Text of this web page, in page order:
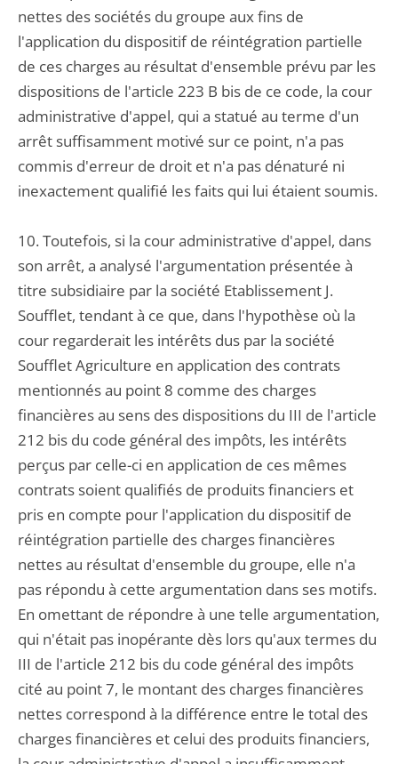
nettes des sociétés du groupe aux fins de
l'application du dispositif de réintégration partielle
de ces charges au résultat d'ensemble prévu par les
dispositions de l'article 223 B bis de ce code, la cour
administrative d'appel, qui a statué au terme d'un
arrêt suffisamment motivé sur ce point, n'a pas
commis d'erreur de droit et n'a pas dénaturé ni
inexactement qualifié les faits qui lui étaient soumis.
10. Toutefois, si la cour administrative d'appel, dans
son arrêt, a analysé l'argumentation présentée à
titre subsidiaire par la société Etablissement J.
Soufflet, tendant à ce que, dans l'hypothèse où la
cour regarderait les intérêts dus par la société
Soufflet Agriculture en application des contrats
mentionnés au point 8 comme des charges
financières au sens des dispositions du III de l'article
212 bis du code général des impôts, les intérêts
perçus par celle-ci en application de ces mêmes
contrats soient qualifiés de produits financiers et
pris en compte pour l'application du dispositif de
réintégration partielle des charges financières
nettes au résultat d'ensemble du groupe, elle n'a
pas répondu à cette argumentation dans ses motifs.
En omettant de répondre à une telle argumentation,
qui n'était pas inopérante dès lors qu'aux termes du
III de l'article 212 bis du code général des impôts
cité au point 7, le montant des charges financières
nettes correspond à la différence entre le total des
charges financières et celui des produits financiers,